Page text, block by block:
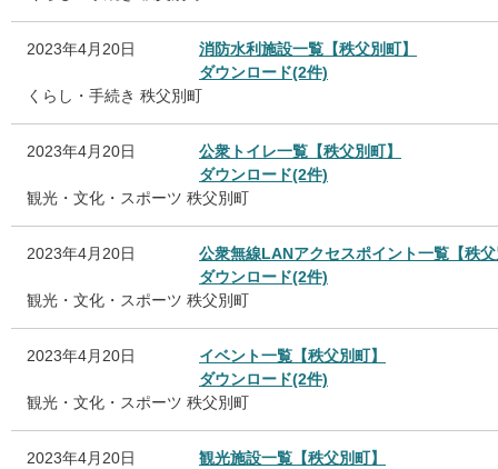
2023年4月20日
消防水利施設一覧【秩父別町】
ダウンロード(2件)
くらし・手続き 秩父別町
2023年4月20日
公衆トイレ一覧【秩父別町】
ダウンロード(2件)
観光・文化・スポーツ 秩父別町
2023年4月20日
公衆無線LANアクセスポイント一覧【秩
ダウンロード(2件)
観光・文化・スポーツ 秩父別町
2023年4月20日
イベント一覧【秩父別町】
ダウンロード(2件)
観光・文化・スポーツ 秩父別町
2023年4月20日
観光施設一覧【秩父別町】